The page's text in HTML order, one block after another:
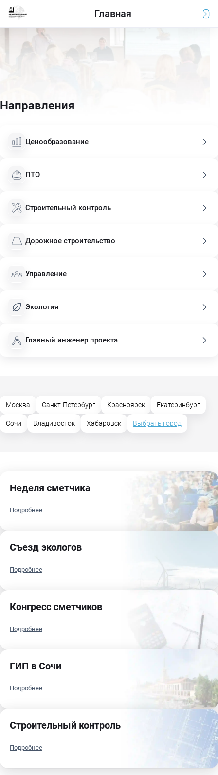
Главная
Направления
Ценообразование
ПТО
Строительный контроль
Дорожное строительство
Управление
Экология
Главный инженер проекта
Москва Санкт-Петербург Красноярск Екатеринбург
Сочи Владивосток Хабаровск Выбрать город
Неделя сметчика
Подробнее
Съезд экологов
Подробнее
Конгресс сметчиков
Подробнее
ГИП в Сочи
Подробнее
Строительный контроль
Подробнее